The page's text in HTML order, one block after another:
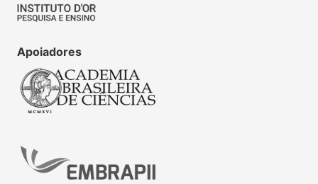
Apoiadores